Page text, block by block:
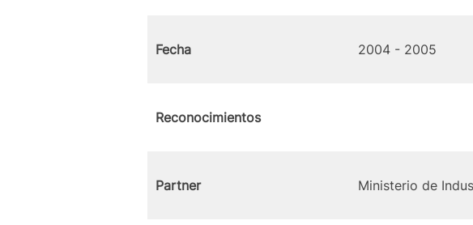
Fecha 2004 - 2005
Reconocimientos
Partner Ministerio de